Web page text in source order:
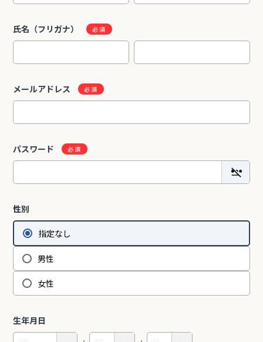
アームソファ
レザーテックス カウチソフ
ァ マウルス2 プライム
¥139,800
ル フルカバーリング 野田産
を楽しみたい】 ピグレットシリ
氏名（フリガナ）
メールアドレス
パスワード
性別
指定なし
男性
女性
生年月日